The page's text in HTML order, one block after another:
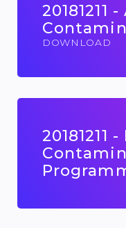
20181211
DOWNLOAD
20181211 -